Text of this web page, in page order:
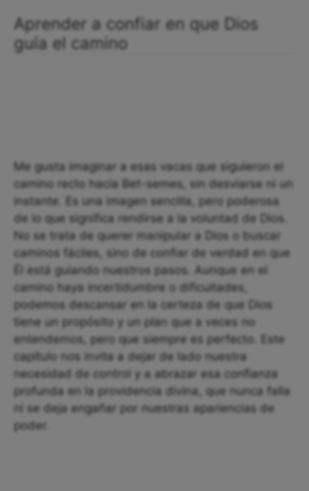
Aprender a confiar en que Dios
guía el camino
Me gusta imaginar a esas vacas que siguieron el
camino recto hacia Bet-semes, sin desviarse ni un
instante. Es una imagen sencilla, pero poderosa
de lo que significa rendirse a la voluntad de Dios.
No se trata de querer manipular a Dios o buscar
caminos fáciles, sino de confiar de verdad en que
Él está guiando nuestros pasos. Aunque en el
camino haya incertidumbre o dificultades,
podemos descansar en la certeza de que Dios
tiene un propósito y un plan que a veces no
entendemos, pero que siempre es perfecto. Este
capítulo nos invita a dejar de lado nuestra
necesidad de control y a abrazar esa confianza
profunda en la providencia divina, que nunca falla
ni se deja engañar por nuestras apariencias de
poder.